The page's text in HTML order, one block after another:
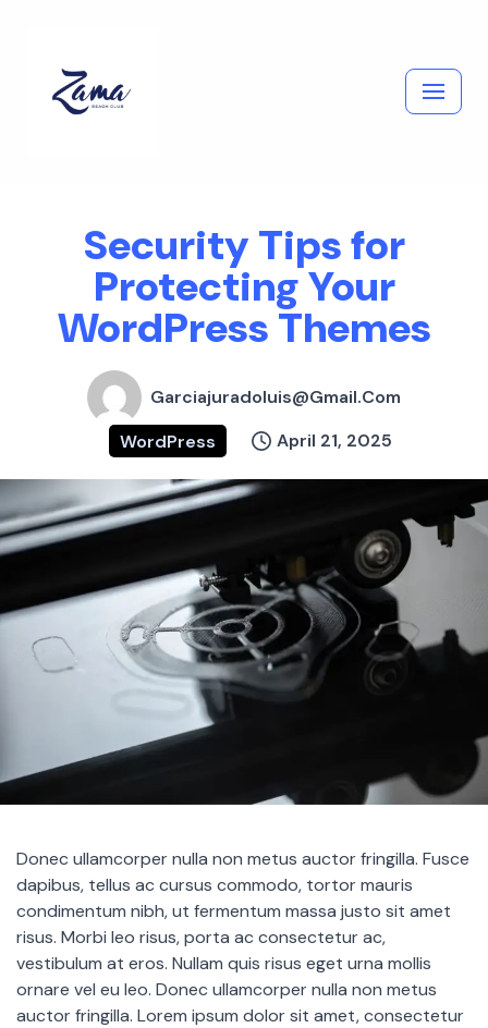
content
Security Tips for
Protecting Your
WordPress Themes
Garciajuradoluis@gmail.com
WordPress
April 21, 2025
Donec ullamcorper nulla non metus auctor fringilla. Fusce
dapibus, tellus ac cursus commodo, tortor mauris
condimentum nibh, ut fermentum massa justo sit amet
risus. Morbi leo risus, porta ac consectetur ac,
vestibulum at eros. Nullam quis risus eget urna mollis
ornare vel eu leo. Donec ullamcorper nulla non metus
auctor fringilla. Lorem ipsum dolor sit amet, consectetur